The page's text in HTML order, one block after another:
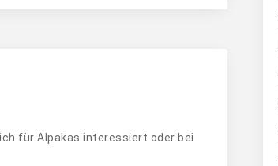
für Alpakas interessiert oder bei